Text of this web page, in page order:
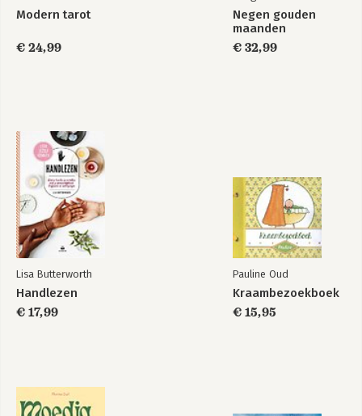
Modern tarot
€ 24,99
Negen gouden
maanden
€ 32,99
Lisa Butterworth
Handlezen
€ 17,99
Pauline Oud
Kraambezoekboek
€ 15,95